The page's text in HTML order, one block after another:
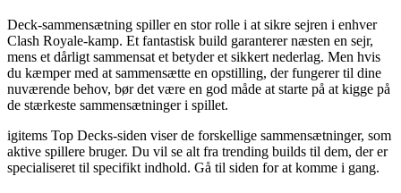
Deck-sammensætning spiller en stor rolle i at sikre sejren i enhver
Clash Royale-kamp. Et fantastisk build garanterer næsten en sejr,
mens et dårligt sammensat et betyder et sikkert nederlag. Men hvis
du kæmper med at sammensætte en opstilling, der fungerer til dine
nuværende behov, bør det være en god måde at starte på at kigge på
de stærkeste sammensætninger i spillet.
igitems Top Decks-siden viser de forskellige sammensætninger, som
aktive spillere bruger. Du vil se alt fra trending builds til dem, der er
specialiseret til specifikt indhold. Gå til siden for at komme i gang.